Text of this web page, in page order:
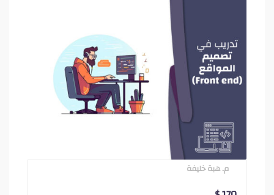
م. هبة خليفة